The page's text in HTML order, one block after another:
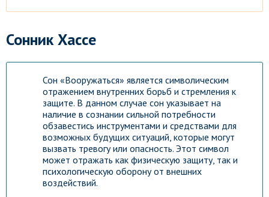
Сонник Хассе
Сон «Вооружаться» является символическим
отражением внутренних борьб и стремления к
защите. В данном случае сон указывает на
наличие в сознании сильной потребности
обзавестись инструментами и средствами для
возможных будущих ситуаций, которые могут
вызвать тревогу или опасность. Этот символ
может отражать как физическую защиту, так и
психологическую оборону от внешних
воздействий.